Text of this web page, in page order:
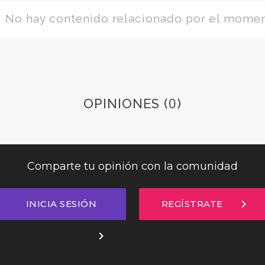
No hay contenido relacionado por el
OPINIONES (0)
Comparte tu opinión con la comunidad
INICIA SESIÓN
chevron_right
REGÍSTRATE chevron_right